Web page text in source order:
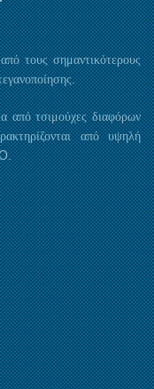
τους σημαντικότερους
από τσιμούχες διαφόρων
από υψηλή